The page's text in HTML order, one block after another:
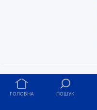
ГОЛОВНА ПОШУК